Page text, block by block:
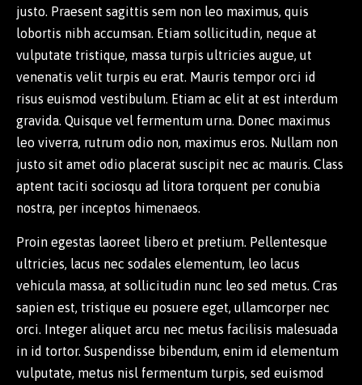
justo. Praesent sagittis sem non leo maximus, quis
lobortis nibh accumsan. Etiam sollicitudin, neque at
vulputate tristique, massa turpis ultricies augue, ut
venenatis velit turpis eu erat. Mauris tempor orci id
risus euismod vestibulum. Etiam ac elit at est interdum
gravida. Quisque vel fermentum urna. Donec maximus
leo viverra, rutrum odio non, maximus eros. Nullam non
justo sit amet odio placerat suscipit nec ac mauris. Class
aptent taciti sociosqu ad litora torquent per conubia
nostra, per inceptos himenaeos.
Proin egestas laoreet libero et pretium. Pellentesque
ultricies, lacus nec sodales elementum, leo lacus
vehicula massa, at sollicitudin nunc leo sed metus. Cras
sapien est, tristique eu posuere eget, ullamcorper nec
orci. Integer aliquet arcu nec metus facilisis malesuada
in id tortor. Suspendisse bibendum, enim id elementum
vulputate, metus nisl fermentum turpis, sed euismod